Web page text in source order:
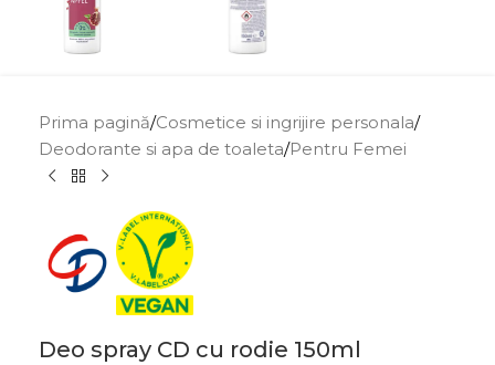
Prima pagină/Cosmetice si ingrijire personala/
Deodorante si apa de toaleta/Pentru Femei
Deo spray CD cu rodie 150ml